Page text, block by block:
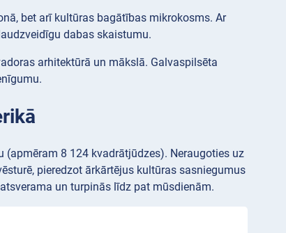
bet arī kultūras bagātības mikrokosms. Ar
dabas skaistumu.
arhitektūrā un mākslā. Galvaspilsēta
8 124 kvadrātjūdzes). Neraugoties uz
pieredzot ārkārtējus kultūras sasniegumus
un turpinās līdz pat mūsdienām.